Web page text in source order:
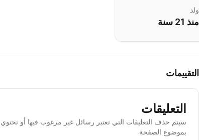
ولد
منذ 21 سنة
التقييمات
التعليقات
سيتم حذف التعليقات التي تعتبر رسائل غير مرغوب فيها أو
بموضوع الصفحة